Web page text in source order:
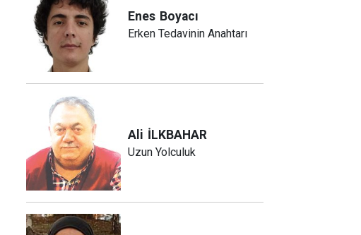
Enes Boyacı
Erken Tedavinin Anahtarı
Ali İLKBAHAR
Uzun Yolculuk